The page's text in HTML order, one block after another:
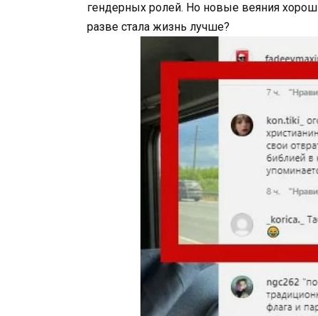
гендерных ролей. Но новые веяния
разве стала жизнь лучше?